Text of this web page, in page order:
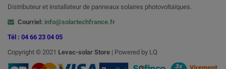
Distributeur et installateur de panneaux solaires photovoltaïques.
Courriel: info@solartechfrance.fr
Tél : 04 66 23 04 05
Copyright © 2021 Levac-solar Store | Powered by LQ